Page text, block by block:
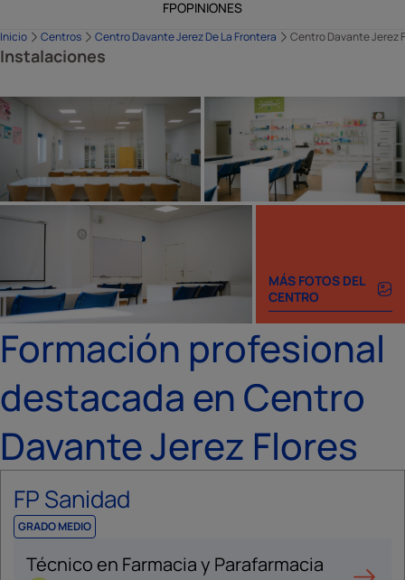
FPOPINIONES
Inicio Centros Centro Davante Jerez De La Frontera Centro Davante Jerez
Instalaciones
MÁS FOTOS DEL
CENTRO
Formación profesional
destacada en Centro
Davante Jerez Flores
FP Sanidad
GRADO MEDIO
Técnico en Farmacia y Parafarmacia